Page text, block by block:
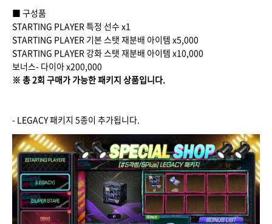
■ 구성품
STARTING PLAYER 특정 선수 x1
STARTING PLAYER 기본 스탯 재분배 아이템 x5,000
STARTING PLAYER 강화 스탯 재분배 아이템 x10,000
보너스- 다이아 x200,000
※ 총 2회 구매가 가능한 패키지 상품입니다.
- LEGACY 패키지 5종이 추가됩니다.